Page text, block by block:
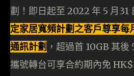
劃！即日起至 2022 年 5 月31
定家居寬頻計劃之客戶尊享
通訊計劃 ，超過首 10GB 其
攜號轉台可享合約期內免